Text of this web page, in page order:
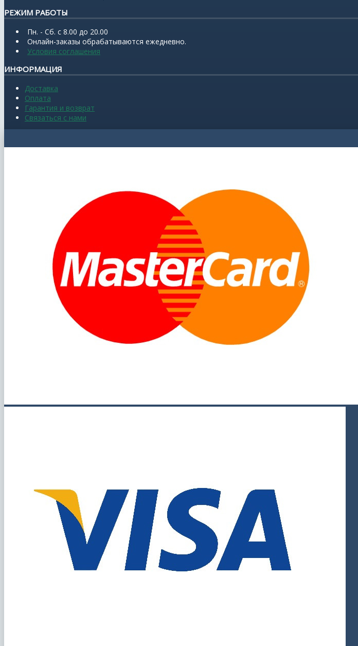
РЕЖИМ РАБОТЫ
Пн. - Сб. с 8.00 до 20.00
Онлайн-заказы обрабатываются ежедневно.
Условия соглашения
ИНФОРМАЦИЯ
Доставка
Оплата
Гарантия и возврат
Связаться с нами